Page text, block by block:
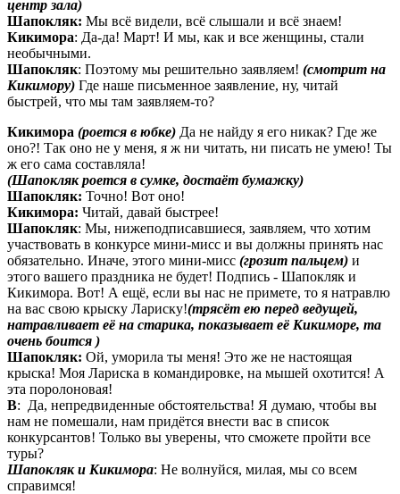
центр зала)
Шапокляк: Мы всё видели, всё слышали и всё знаем!
Кикимора: Да-да! Март! И мы, как и все женщины, стали
необычными.
Шапокляк: Поэтому мы решительно заявляем! (смотрит на
Кикимору) Где наше письменное заявление, ну, читай
быстрей, что мы там заявляем-то?
Кикимора (роется в юбке) Да не найду я его никак? Где же
оно?! Так оно не у меня, я ж ни читать, ни писать не умею! Ты
ж его сама составляла!
(Шапокляк роется в сумке, достаёт бумажку)
Шапокляк: Точно! Вот оно!
Кикимора: Читай, давай быстрее!
Шапокляк: Мы, нижеподписавшиеся, заявляем, что хотим
участвовать в конкурсе мини-мисс и вы должны принять нас
обязательно. Иначе, этого мини-мисс (грозит пальцем) и
этого вашего праздника не будет! Подпись - Шапокляк и
Кикимора. Вот! А ещё, если вы нас не примете, то я натравлю
на вас свою крыску Лариску!(трясёт ею перед ведущей,
натравливает её на старика, показывает её Кикиморе, та
очень боится )
Шапокляк: Ой, уморила ты меня! Это же не настоящая
крыска! Моя Лариска в командировке, на мышей охотится! А
эта поролоновая!
В: Да, непредвиденные обстоятельства! Я думаю, чтобы вы
нам не помешали, нам придётся внести вас в список
конкурсантов! Только вы уверены, что сможете пройти все
туры?
Шапокляк и Кикимора: Не волнуйся, милая, мы со всем
справимся!